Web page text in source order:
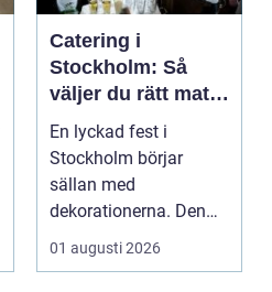
Catering i
Stockholm: Så
väljer du rätt mat
till ditt evenemang
En lyckad fest i
Stockholm börjar
sällan med
dekorationerna. Den
börjar i köket....
01 augusti 2026